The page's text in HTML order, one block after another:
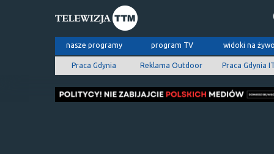
nasze programy program TV widoki na
Praca Gdynia Reklama Outdoor Praca Gdynia